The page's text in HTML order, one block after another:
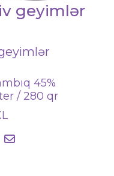
geyimlər
45%
/ 280 qr